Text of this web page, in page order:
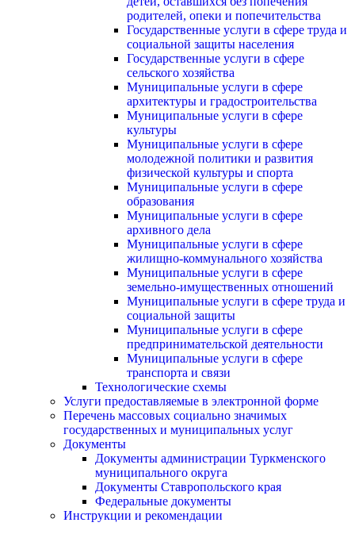
родителей, опеки и попечительства
Государственные услуги в сфере труда и
социальной защиты населения
Государственные услуги в сфере
сельского хозяйства
Муниципальные услуги в сфере
архитектуры и градостроительства
Муниципальные услуги в сфере
культуры
Муниципальные услуги в сфере
молодежной политики и развития
физической культуры и спорта
Муниципальные услуги в сфере
образования
Муниципальные услуги в сфере
архивного дела
Муниципальные услуги в сфере
жилищно-коммунального хозяйства
Муниципальные услуги в сфере
земельно-имущественных отношений
Муниципальные услуги в сфере труда и
социальной защиты
Муниципальные услуги в сфере
предпринимательской деятельности
Муниципальные услуги в сфере
транспорта и связи
Технологические схемы
Услуги предоставляемые в электронной форме
Перечень массовых социально значимых
государственных и муниципальных услуг
Документы
Документы администрации Туркменского
муниципального округа
Документы Ставропольского края
Федеральные документы
Инструкции и рекомендации